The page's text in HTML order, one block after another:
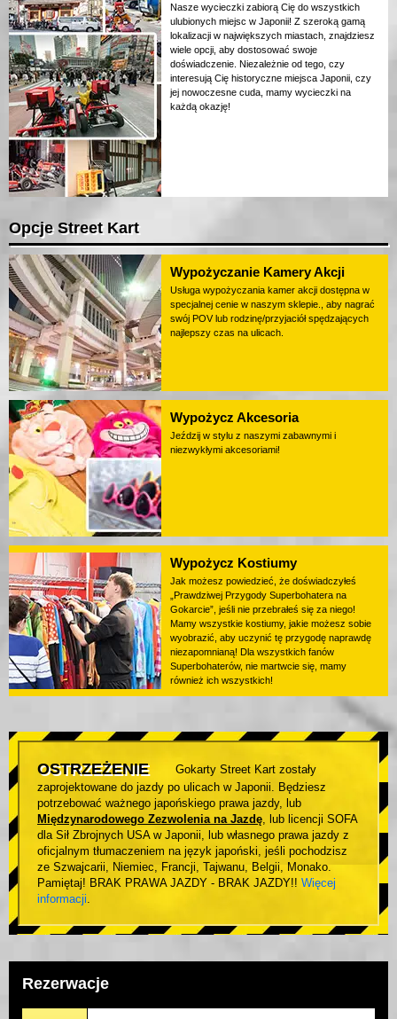
Nasze wycieczki zabiorą Cię do wszystkich
ulubionych miejsc w Japonii! Z szeroką gamą
lokalizacji w największych miastach, znajdziesz
wiele opcji, aby dostosować swoje
doświadczenie. Niezależnie od tego, czy
interesują Cię historyczne miejsca Japonii, czy
jej nowoczesne cuda, mamy wycieczki na
każdą okazję!
Opcje Street Kart
Wypożyczanie Kamery Akcji
Usługa wypożyczania kamer akcji dostępna w
specjalnej cenie w naszym sklepie., aby nagrać
swój POV lub rodzinę/przyjaciół spędzających
najlepszy czas na ulicach.
Wypożycz Akcesoria
Jeździj w stylu z naszymi zabawnymi i
niezwykłymi akcesoriami!
Wypożycz Kostiumy
Jak możesz powiedzieć, że doświadczyłeś
„Prawdziwej Przygody Superbohatera na
Gokarcie”, jeśli nie przebrałeś się za niego!
Mamy wszystkie kostiumy, jakie możesz sobie
wyobrazić, aby uczynić tę przygodę naprawdę
niezapomnianą! Dla wszystkich fanów
Superbohaterów, nie martwcie się, mamy
również ich wszystkich!
OSTRZEŻENIE
Gokarty Street Kart zostały
zaprojektowane do jazdy po ulicach w Japonii. Będziesz
potrzebować ważnego japońskiego prawa jazdy, lub
Międzynarodowego Zezwolenia na Jazdę, lub licencji SOFA
dla Sił Zbrojnych USA w Japonii, lub własnego prawa jazdy z
oficjalnym tłumaczeniem na język japoński, jeśli pochodzisz
ze Szwajcarii, Niemiec, Francji, Tajwanu, Belgii, Monako.
Pamiętaj! BRAK PRAWA JAZDY - BRAK JAZDY!! Więcej
informacji.
Rezerwacje